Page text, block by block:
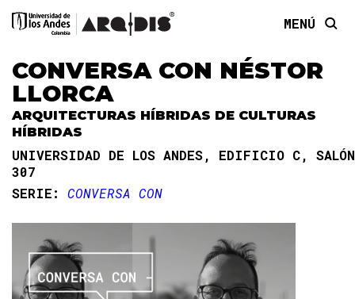
MENÚ
CONVERSA CON NÉSTOR
LLORCA
ARQUITECTURAS HÍBRIDAS DE CULTURAS
HÍBRIDAS
UNIVERSIDAD DE LOS ANDES, EDIFICIO C, SALÓN
307
SERIE: CONVERSA CON